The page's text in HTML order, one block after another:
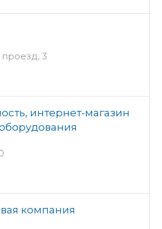
проезд, 3
интернет-магазин
компания